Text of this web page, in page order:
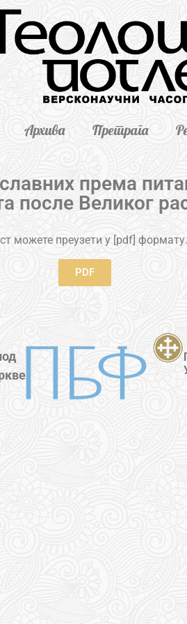
Архива Претрага
према
после Великог
можете преузети у [pdf] формату.
PDF